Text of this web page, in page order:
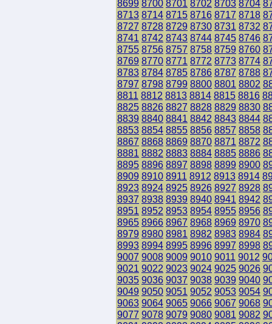
8699 8700 8701 8702 8703 8704
8713 8714 8715 8716 8717 8718
8727 8728 8729 8730 8731 8732
8741 8742 8743 8744 8745 8746
8755 8756 8757 8758 8759 8760
8769 8770 8771 8772 8773 8774
8783 8784 8785 8786 8787 8788
8797 8798 8799 8800 8801 8802
8811 8812 8813 8814 8815 8816
8825 8826 8827 8828 8829 8830
8839 8840 8841 8842 8843 8844
8853 8854 8855 8856 8857 8858
8867 8868 8869 8870 8871 8872
8881 8882 8883 8884 8885 8886
8895 8896 8897 8898 8899 8900
8909 8910 8911 8912 8913 8914
8923 8924 8925 8926 8927 8928
8937 8938 8939 8940 8941 8942
8951 8952 8953 8954 8955 8956
8965 8966 8967 8968 8969 8970
8979 8980 8981 8982 8983 8984
8993 8994 8995 8996 8997 8998
9007 9008 9009 9010 9011 9012
9021 9022 9023 9024 9025 9026
9035 9036 9037 9038 9039 9040
9049 9050 9051 9052 9053 9054
9063 9064 9065 9066 9067 9068
9077 9078 9079 9080 9081 9082